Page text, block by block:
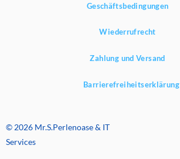
Geschäftsbedingungen
Wiederrufrecht
Zahlung und Versand
Barrierefreiheitserklärung
© 2026 Mr.S.Perlenoase & IT
Services